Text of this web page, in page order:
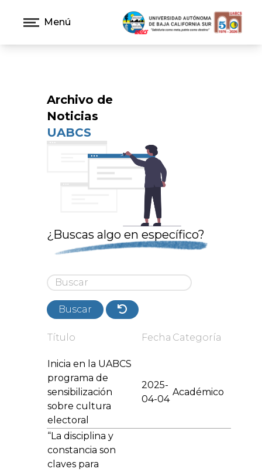
Menú
Archivo de
Noticias
UABCS
¿Buscas algo en específico?
Buscar
Título Fecha Categoría
Inicia en la UABCS
programa de
sensibilización
sobre cultura
electoral
2025-
04-04
Académico
“La disciplina y
constancia son
claves para